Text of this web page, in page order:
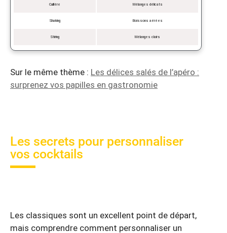
Cuillère Mélanges délicats
Shaking Boissons aérées
Stiring Mélanges clairs
Sur le même thème : Les délices salés de l’apéro :
surprenez vos papilles en gastronomie
Les secrets pour personnaliser
vos cocktails
Les classiques sont un excellent point de départ,
mais comprendre comment personnaliser un